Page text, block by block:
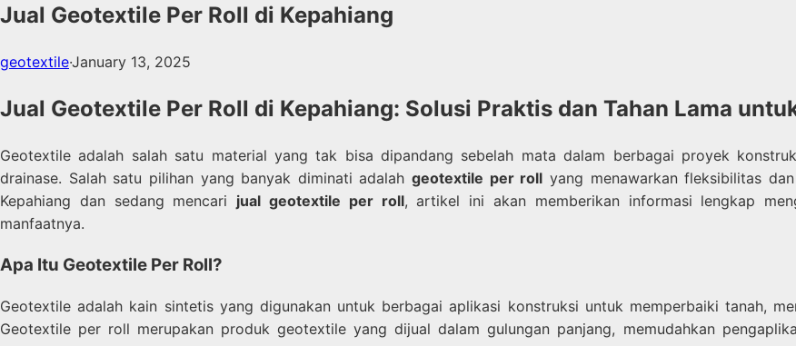
Jual Geotextile Per Roll di Kepahiang
geotextile·January 13, 2025
Jual Geotextile Per Roll di Kepahiang: Solusi Praktis dan Tahan Lama
Geotextile adalah salah satu material yang tak bisa dipandang sebelah mata dalam berbagai proyek
drainase. Salah satu pilihan yang banyak diminati adalahgeotextile per roll yang menawarkan fleksibilitas
Kepahiang dan sedang mencari jual geotextile per roll, artikel ini akan memberikan informasi lengkap
manfaatnya.
Apa Itu Geotextile Per Roll?
Geotextile adalah kain sintetis yang digunakan untuk berbagai aplikasi konstruksi untuk memperbaiki tanah,
Geotextile per roll merupakan produk geotextile yang dijual dalam gulungan panjang, memudahkan